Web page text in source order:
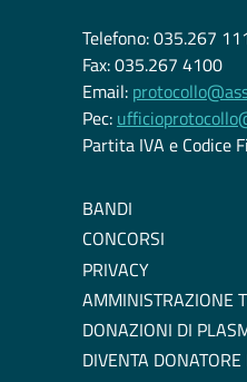
Telefono: 035.267
Fax: 035.267 4100
Email:
Pec:
Partita IVA e Codice
BANDI
CONCORSI
PRIVACY
AMMINISTRAZIONE
DONAZIONI DI
DIVENTA